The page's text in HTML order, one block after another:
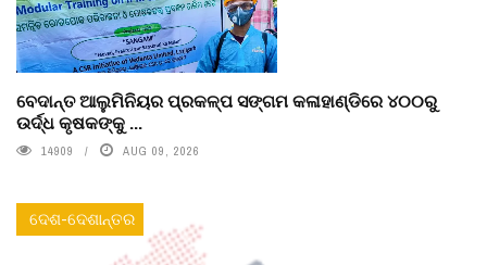
ବେଦାନ୍ତ ଆଲୁମିନିୟର ପ୍ରକଳ୍ପ ସଙ୍ଗମ କଳାହାଣ୍ଡିରେ ୪୦୦ରୁ
ଉର୍ଦ୍ଧ କୃଷକଙ୍କୁ ...
14909 AUG 09, 2026
ଦେଶ-ଦେଶାନ୍ତର